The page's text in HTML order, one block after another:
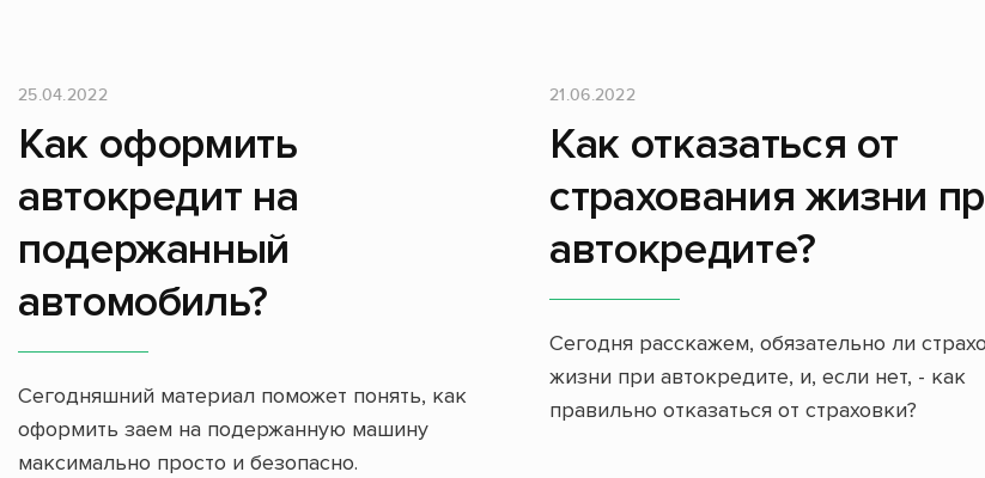
25.04.2022
Как оформить
автокредит на
подержанный
автомобиль?
Сегодняшний материал поможет понять, как
оформить заем на подержанную машину
максимально просто и безопасно.
21.06.2022
Как отказаться от
страхования жизни
автокредите?
Сегодня расскажем, обязательно ли
жизни при автокредите, и, если нет, - как
правильно отказаться от страховки?